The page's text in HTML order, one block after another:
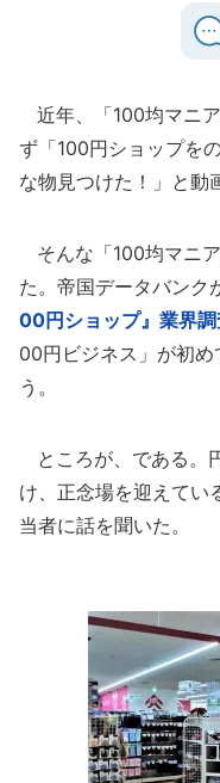
近年、「100均マニ
ず「100円ショップを
な物見つけた！」と動
そんな「100均マニ
た。帝国データバンク
00円ショップ』業界
00円ビジネス」が初
う。
ところが、である。
け、正念場を迎えて
当者に話を聞いた。